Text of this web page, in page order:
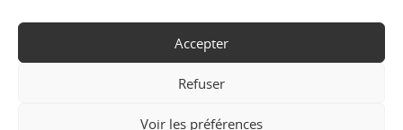
Accepter
Refuser
Voir les préférences
Copyright Ⓒ Le Fontanil-Cornillon-
Politique de